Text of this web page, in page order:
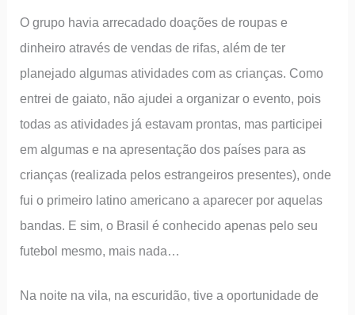
O grupo havia arrecadado doações de roupas e
dinheiro através de vendas de rifas, além de ter
planejado algumas atividades com as crianças. Como
entrei de gaiato, não ajudei a organizar o evento, pois
todas as atividades já estavam prontas, mas participei
em algumas e na apresentação dos países para as
crianças (realizada pelos estrangeiros presentes), onde
fui o primeiro latino americano a aparecer por aquelas
bandas. E sim, o Brasil é conhecido apenas pelo seu
futebol mesmo, mais nada…
Na noite na vila, na escuridão, tive a oportunidade de